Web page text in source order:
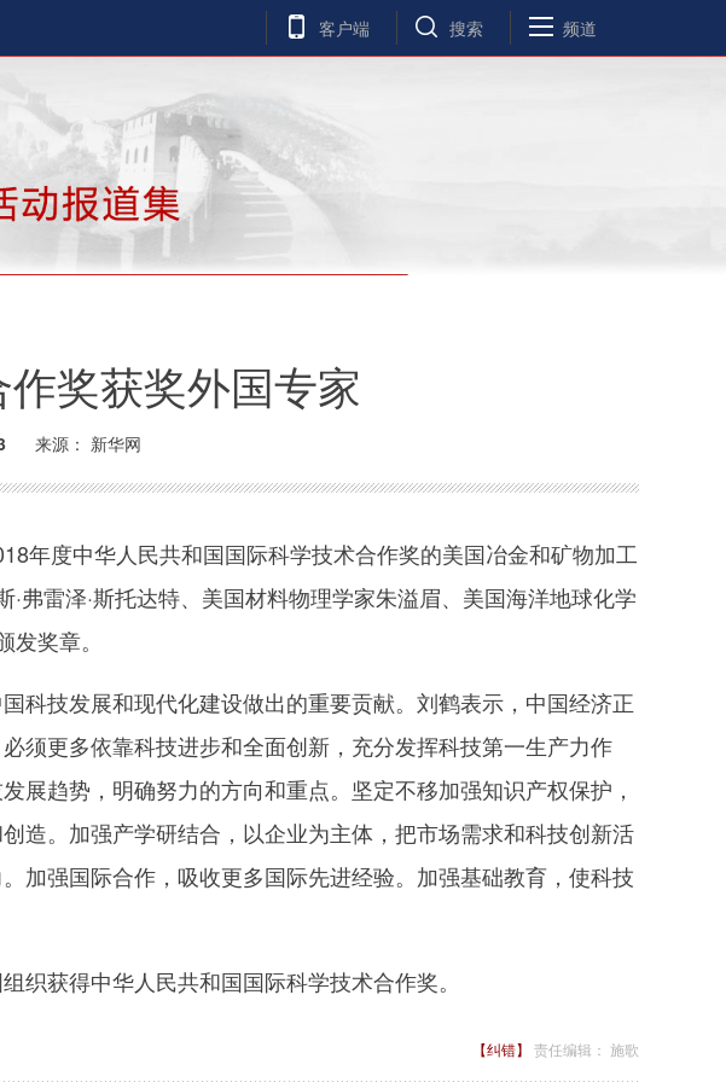
客户端 搜索 频道
奖获奖外国专家
来源： 新华网
度中华人民共和国国际科学技术合作奖的美国冶金和矿物加工
弗雷泽·斯托达特、美国材料物理学家朱溢眉、美国海洋地球化学
奖章。
技发展和现代化建设做出的重要贡献。刘鹤表示，中国经济正
须更多依靠科技进步和全面创新，充分发挥科技第一生产力作
展趋势，明确努力的方向和重点。坚定不移加强知识产权保护，
造。加强产学研结合，以企业为主体，把市场需求和科技创新活
加强国际合作，吸收更多国际先进经验。加强基础教育，使科技
获得中华人民共和国国际科学技术合作奖。
【纠错】 责任编辑： 施歌